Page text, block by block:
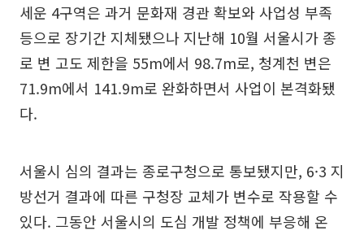
세운 4구역은 과거 문화재 경관 확보와 사업성 부족
등으로 장기간 지체됐으나 지난해 10월 서울시가 종
로 변 고도 제한을 55m에서 98.7m로, 청계천 변은
71.9m에서 141.9m로 완화하면서 사업이 본격화됐
다.
서울시 심의 결과는 종로구청으로 통보됐지만, 6·3 지
방선거 결과에 따른 구청장 교체가 변수로 작용할 수
있다. 그동안 서울시의 도심 개발 정책에 부응해 온